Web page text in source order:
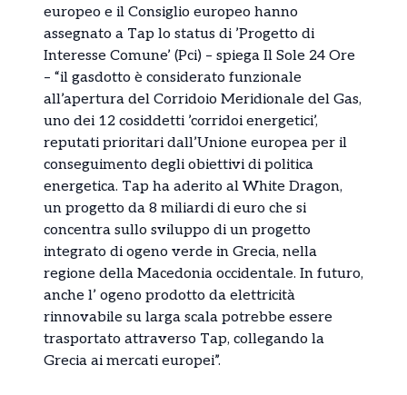
europeo e il Consiglio europeo hanno
assegnato a Tap lo status di ’Progetto di
Interesse Comune’ (Pci) – spiega Il Sole 24 Ore
– “il gasdotto è considerato funzionale
all’apertura del Corridoio Meridionale del Gas,
uno dei 12 cosiddetti ’corridoi energetici’,
reputati prioritari dall’Unione europea per il
conseguimento degli obiettivi di politica
energetica. Tap ha aderito al White Dragon,
un progetto da 8 miliardi di euro che si
concentra sullo sviluppo di un progetto
integrato di ogeno verde in Grecia, nella
regione della Macedonia occidentale. In futuro,
anche l’ ogeno prodotto da elettricità
rinnovabile su larga scala potrebbe essere
trasportato attraverso Tap, collegando la
Grecia ai mercati europei”.